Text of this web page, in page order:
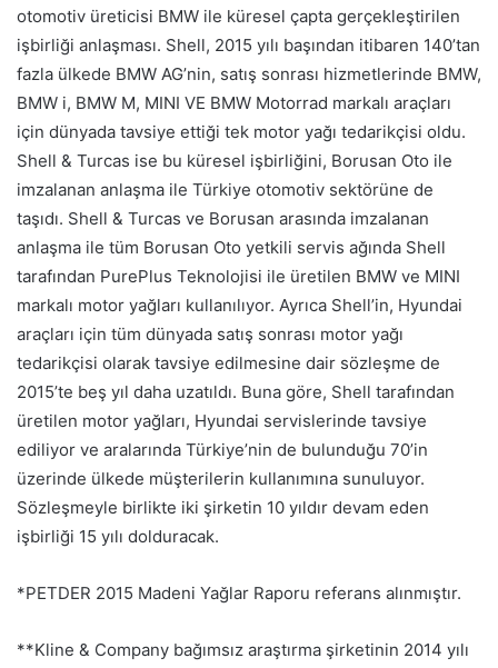
otomotiv üreticisi BMW ile küresel çapta gerçekleştirilen
işbirliği anlaşması. Shell, 2015 yılı başından itibaren 140’tan
fazla ülkede BMW AG’nin, satış sonrası hizmetlerinde BMW,
BMW i, BMW M, MINI VE BMW Motorrad markalı araçları
için dünyada tavsiye ettiği tek motor yağı tedarikçisi oldu.
Shell & Turcas ise bu küresel işbirliğini, Borusan Oto ile
imzalanan anlaşma ile Türkiye otomotiv sektörüne de
taşıdı. Shell & Turcas ve Borusan arasında imzalanan
anlaşma ile tüm Borusan Oto yetkili servis ağında Shell
tarafından PurePlus Teknolojisi ile üretilen BMW ve MINI
markalı motor yağları kullanılıyor. Ayrıca Shell’in, Hyundai
araçları için tüm dünyada satış sonrası motor yağı
tedarikçisi olarak tavsiye edilmesine dair sözleşme de
2015’te beş yıl daha uzatıldı. Buna göre, Shell tarafından
üretilen motor yağları, Hyundai servislerinde tavsiye
ediliyor ve aralarında Türkiye’nin de bulunduğu 70’in
üzerinde ülkede müşterilerin kullanımına sunuluyor.
Sözleşmeyle birlikte iki şirketin 10 yıldır devam eden
işbirliği 15 yılı dolduracak.
*PETDER 2015 Madeni Yağlar Raporu referans alınmıştır.
**Kline & Company bağımsız araştırma şirketinin 2014 yılı